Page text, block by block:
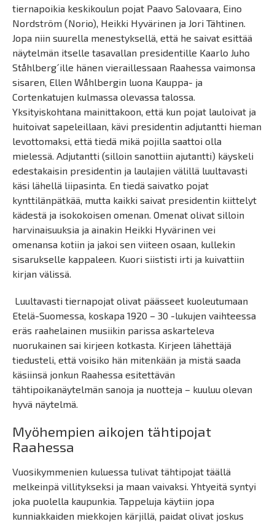
tiernapoikia keskikoulun pojat Paavo Salovaara, Eino
Nordström (Norio), Heikki Hyvärinen ja Jori Tähtinen.
Jopa niin suurella menestyksellä, että he saivat esittää
näytelmän itselle tasavallan presidentille Kaarlo Juho
Ståhlberg´ille hänen vieraillessaan Raahessa vaimonsa
sisaren, Ellen Wåhlbergin luona Kauppa- ja
Cortenkatujen kulmassa olevassa talossa.
Yksityiskohtana mainittakoon, että kun pojat lauloivat ja
huitoivat sapeleillaan, kävi presidentin adjutantti hieman
levottomaksi, että tiedä mikä pojilla saattoi olla
mielessä. Adjutantti (silloin sanottiin ajutantti) käyskeli
edestakaisin presidentin ja laulajien välillä luultavasti
käsi lähellä liipasinta. En tiedä saivatko pojat
kynttilänpätkää, mutta kaikki saivat presidentin kiittelyt
kädestä ja isokokoisen omenan. Omenat olivat silloin
harvinaisuuksia ja ainakin Heikki Hyvärinen vei
omenansa kotiin ja jakoi sen viiteen osaan, kullekin
sisarukselle kappaleen. Kuori siististi irti ja kuivattiin
kirjan välissä.
Luultavasti tiernapojat olivat päässeet kuoleutumaan
Etelä-Suomessa, koskapa 1920 – 30 -lukujen vaihteessa
eräs raahelainen musiikin parissa askarteleva
nuorukainen sai kirjeen kotkasta. Kirjeen lähettäjä
tiedusteli, että voisiko hän mitenkään ja mistä saada
käsiinsä jonkun Raahessa esitettävän
tähtipoikanäytelmän sanoja ja nuotteja – kuuluu olevan
hyvä näytelmä.
Myöhempien aikojen tähtipojat
Raahessa
Vuosikymmenien kuluessa tulivat tähtipojat täällä
melkeinpä villitykseksi ja maan vaivaksi. Yhtyeitä syntyi
joka puolella kaupunkia. Tappeluja käytiin jopa
kunniakkaiden miekkojen kärjillä, paidat olivat joskus